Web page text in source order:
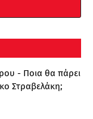
- Ποια θα πάρει
Στραβελάκη;